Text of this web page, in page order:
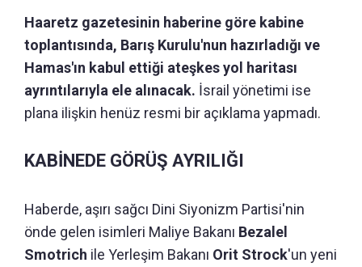
Haaretz gazetesinin haberine göre kabine
toplantısında, Barış Kurulu'nun hazırladığı ve
Hamas'ın kabul ettiği ateşkes yol haritası
ayrıntılarıyla ele alınacak. İsrail yönetimi ise
plana ilişkin henüz resmi bir açıklama yapmadı.
KABİNEDE GÖRÜŞ AYRILIĞI
Haberde, aşırı sağcı Dini Siyonizm Partisi'nin
önde gelen isimleri Maliye Bakanı Bezalel
Smotrich ile Yerleşim Bakanı Orit Strock'un yeni